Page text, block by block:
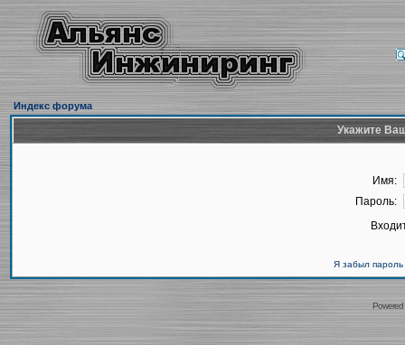
Индекс форума
Укажите
Имя:
Пароль:
Я забыл пароль